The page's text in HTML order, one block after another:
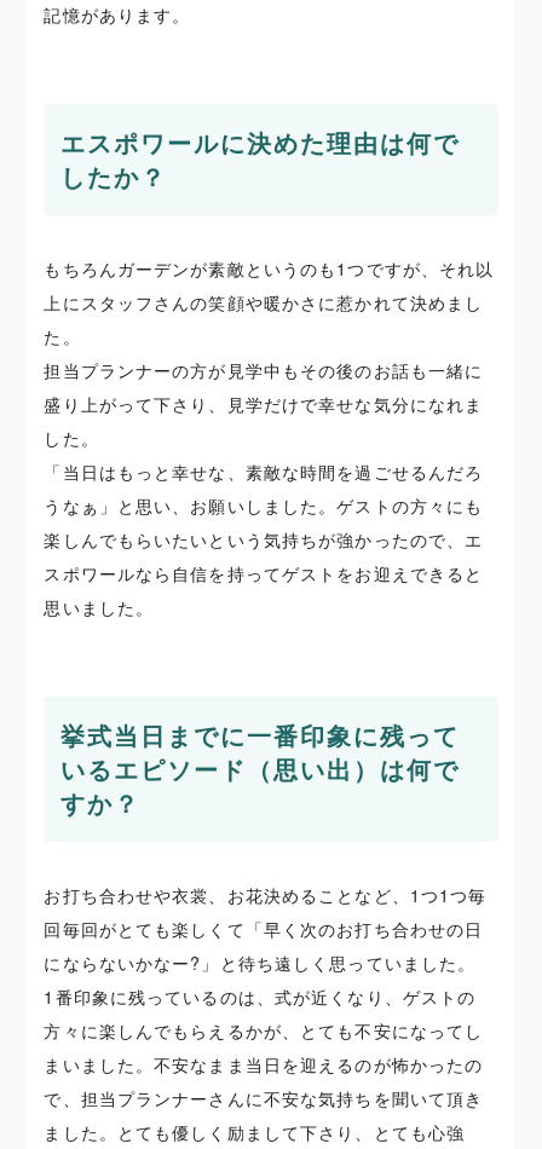
記憶があります。
エスポワールに決めた理由は何で
したか？
もちろんガーデンが素敵というのも1つですが、それ以
上にスタッフさんの笑顔や暖かさに惹かれて決めまし
た。
担当プランナーの方が見学中もその後のお話も一緒に
盛り上がって下さり、見学だけで幸せな気分になれま
した。
「当日はもっと幸せな、素敵な時間を過ごせるんだろ
うなぁ」と思い、お願いしました。ゲストの方々にも
楽しんでもらいたいという気持ちが強かったので、エ
スポワールなら自信を持ってゲストをお迎えできると
思いました。
挙式当日までに一番印象に残って
いるエピソード（思い出）は何で
すか？
お打ち合わせや衣裳、お花決めることなど、1つ1つ毎
回毎回がとても楽しくて「早く次のお打ち合わせの日
にならないかなー?」と待ち遠しく思っていました。
1番印象に残っているのは、式が近くなり、ゲストの
方々に楽しんでもらえるかが、とても不安になってし
まいました。不安なまま当日を迎えるのが怖かったの
で、担当プランナーさんに不安な気持ちを聞いて頂き
ました。とても優しく励まして下さり、とても心強